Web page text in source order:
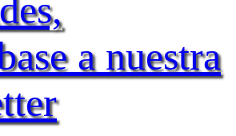
a nuestra